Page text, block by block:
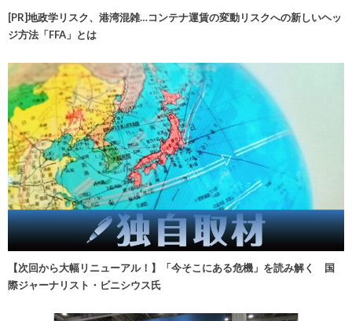
[PR]地政学リスク、港湾混雑…コンテナ運賃の変動リスクへの新しいヘッ
ジ方法「FFA」とは
【次回から大幅リニューアル！】「今そこにある危機」を読み解く 国
際ジャーナリスト・ビニシウス氏